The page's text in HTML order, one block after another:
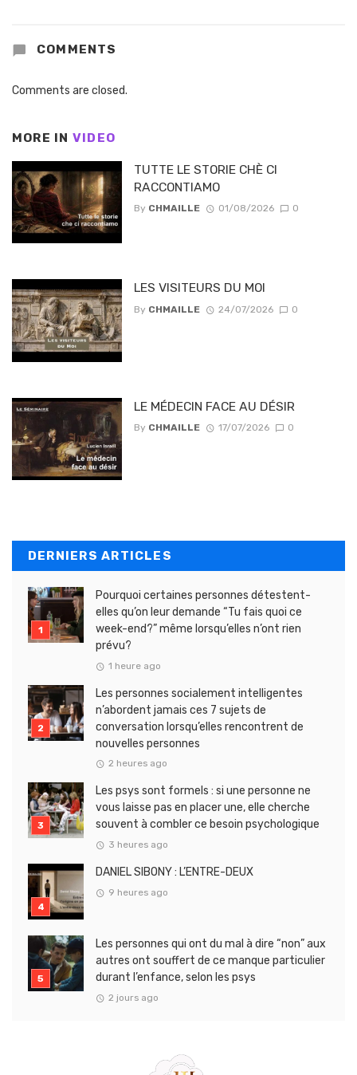
COMMENTS
Comments are closed.
MORE IN VIDEO
TUTTE LE STORIE CHÈ CI
RACCONTIAMO
By CHMAILLE 01/08/2026 0
LES VISITEURS DU MOI
By CHMAILLE 24/07/2026 0
LE MÉDECIN FACE AU DÉSIR
By CHMAILLE 17/07/2026 0
DERNIERS ARTICLES
Pourquoi certaines personnes détestent-
elles qu’on leur demande “Tu fais quoi ce
week-end?” même lorsqu’elles n’ont rien
prévu?
1 heure ago
Les personnes socialement intelligentes
n’abordent jamais ces 7 sujets de
conversation lorsqu’elles rencontrent de
nouvelles personnes
2 heures ago
Les psys sont formels : si une personne ne
vous laisse pas en placer une, elle cherche
souvent à combler ce besoin psychologique
3 heures ago
DANIEL SIBONY : L’ENTRE-DEUX
9 heures ago
Les personnes qui ont du mal à dire “non” aux
autres ont souffert de ce manque particulier
durant l’enfance, selon les psys
2 jours ago